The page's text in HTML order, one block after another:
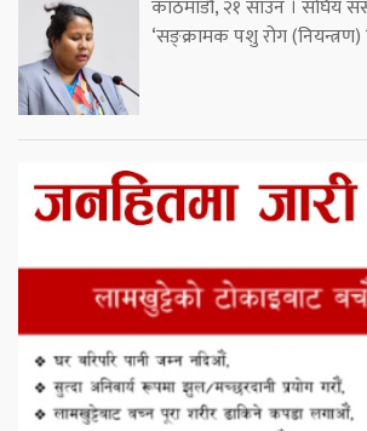
काठमाडौं, २१ साउन । संघिय
‘सङ्क्रामक पशु रोग